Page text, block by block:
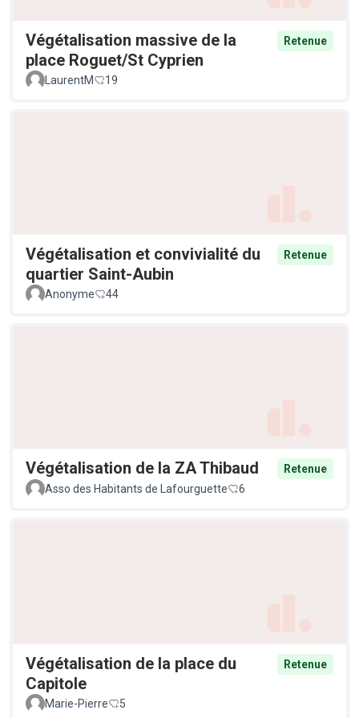
Végétalisation massive de la
place Roguet/St Cyprien
Retenue
LaurentM 19
Végétalisation et convivialité du
quartier Saint-Aubin
Retenue
Anonyme 44
Végétalisation de la ZA Thibaud
Retenue
Asso des Habitants de Lafourguette
6
Végétalisation de la place du
Capitole
Retenue
Marie-Pierre 5